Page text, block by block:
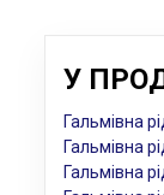
У
Гальмівна
Гальмівна
Гальмівна